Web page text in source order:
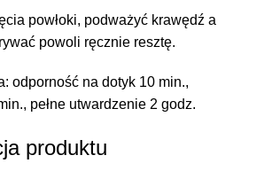
powłoki, podważyć krawędź a
powoli ręcznie resztę.
odporność na dotyk 10 min.,
pełne utwardzenie 2 godz.
produktu